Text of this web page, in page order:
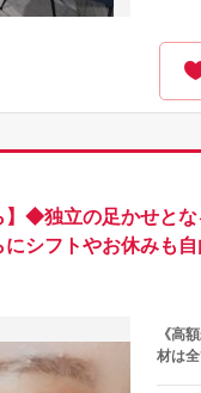
】◆独立の足かせと
シフトやお休みも
《高
材は